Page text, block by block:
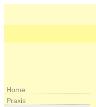
Home
Praxis